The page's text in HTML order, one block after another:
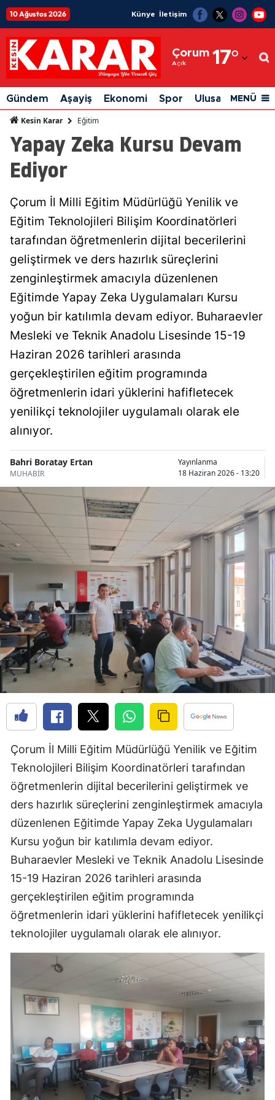
10 Ağustos 2026 Künye İletişim
Çorum
Açık 17°
Adıyaman
Afyonkarahisar
Ağrı
Amasya
Aydın
Balıkesir
Bingöl
Bitlis
Burdur
Bursa
Çankırı
Çorum
Diyarbakır
Edirne
Elazığ
Erzincan
Erzurum
Eskişehir
Gaziantep
Giresun
Hakkari
Hatay
Isparta
Mersin
İstanbul
İzmir
Kars
Kastamonu
Kayseri
Kırklareli
Kırşehir
Kocaeli
Konya
Kütahya
Gündem Aşayiş Ekonomi Spor Ulusal Siyaset
MENÜ
Kesin Karar Eğitim
Yapay Zeka Kursu Devam
Ediyor
Çorum İl Milli Eğitim Müdürlüğü Yenilik ve
Eğitim Teknolojileri Bilişim Koordinatörleri
tarafından öğretmenlerin dijital becerilerini
geliştirmek ve ders hazırlık süreçlerini
zenginleştirmek amacıyla düzenlenen
Eğitimde Yapay Zeka Uygulamaları Kursu
yoğun bir katılımla devam ediyor. Buharaevler
Mesleki ve Teknik Anadolu Lisesinde 15-19
Haziran 2026 tarihleri arasında
gerçekleştirilen eğitim programında
öğretmenlerin idari yüklerini hafifletecek
yenilikçi teknolojiler uygulamalı olarak ele
alınıyor.
Bahri Boratay Ertan
MUHABİR
Yayınlanma
18 Haziran 2026 - 13:20
Çorum İl Milli Eğitim Müdürlüğü Yenilik ve Eğitim
Teknolojileri Bilişim Koordinatörleri tarafından
öğretmenlerin dijital becerilerini geliştirmek ve
ders hazırlık süreçlerini zenginleştirmek amacıyla
düzenlenen Eğitimde Yapay Zeka Uygulamaları
Kursu yoğun bir katılımla devam ediyor.
Buharaevler Mesleki ve Teknik Anadolu Lisesinde
15-19 Haziran 2026 tarihleri arasında
gerçekleştirilen eğitim programında
öğretmenlerin idari yüklerini hafifletecek yenilikçi
teknolojiler uygulamalı olarak ele alınıyor.